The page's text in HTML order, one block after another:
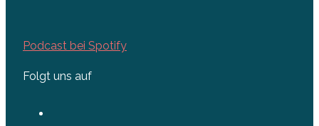
Podcast bei Spotify
Folgt uns auf